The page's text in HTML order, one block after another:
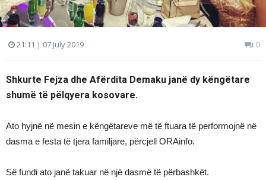
21:11 | 07 July 2019 0
Shkurte Fejza dhe Afërdita Demaku janë dy këngëtare
shumë të pëlqyera kosovare.
Ato hyjnë në mesin e këngëtareve më të ftuara të performojnë në
dasma e festa të tjera familjare, përcjell ORAinfo.
Së fundi ato janë takuar në një dasmë të përbashkët.